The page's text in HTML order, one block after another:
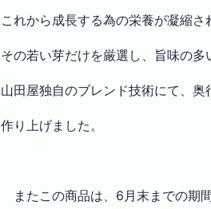
これから成長する為の栄養が凝縮さ
その若い芽だけを厳選し、旨味の
山田屋独自のブレンド技術にて、奥
作り上げました。
またこの商品は、6月末までの期